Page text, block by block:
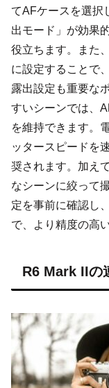
てAFケースを選択
出モード」が効果
役立ちます。また
に設定することで
露出設定も重要な
すいシーンでは、
を維持できます。
ッタースピードを
奨されます。加え
なシーンに絞って
定を事前に確認し
で、より精度の高
R6 Mark IIの